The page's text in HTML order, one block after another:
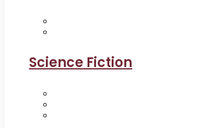
Science Fiction